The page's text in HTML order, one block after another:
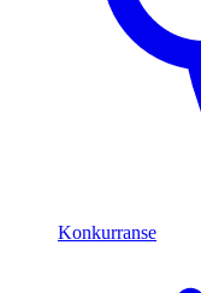
Konkurranse